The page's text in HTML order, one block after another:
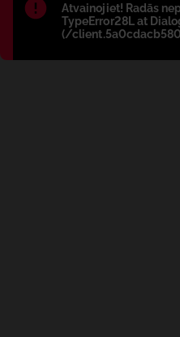
Błąd:
Atvainojiet! Radās
TypeError28L at
(/